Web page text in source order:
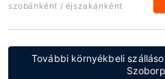
szobánként / éjszakánként
További környékbeli